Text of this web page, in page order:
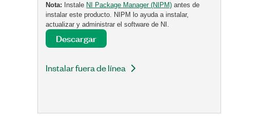
Nota: Instale NI Package Manager (NIPM) antes de
instalar este producto. NIPM lo ayuda a instalar,
actualizar y administrar el software de NI.
Descargar
Instalar fuera de línea